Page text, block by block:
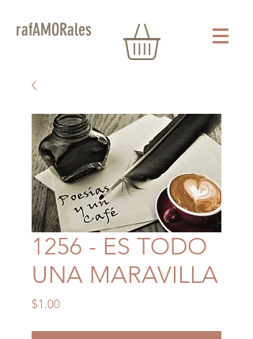
rafAMORales
1256 - ES TODO
UNA MARAVILLA
$1.00Precio